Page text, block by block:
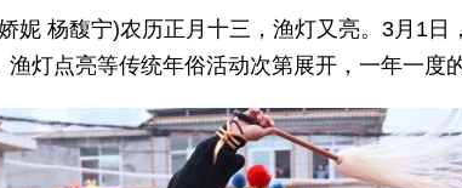
妮 杨馥宁)农历正月十三，渔灯又亮。3月1日
灯点亮等传统年俗活动次第展开，一年一度